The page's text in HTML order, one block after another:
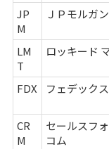
JP
M
ＪＰモルガ
LM
T
ロッキード
FDX フェデックス
CR
M
セールスフ
コム